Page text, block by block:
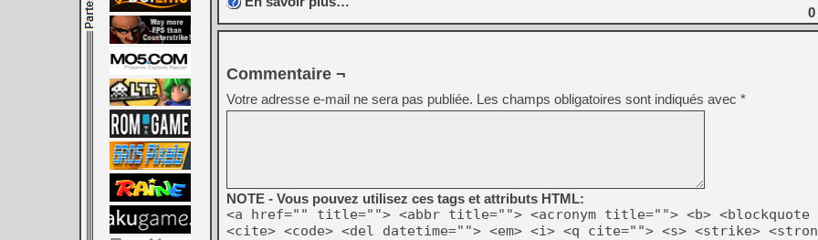
[GK] Oubliez Crazy Taxi,
[LS] [Switch] NSZ 5.0.0
[GK] No More Room in
[GK] Un chatbot Atelier
[GK] Mémoire cash -
[GK] Nvidia : le prix des
[GK] Suikoden Star Leap
[Mo5] La mini borne
0
Commentaire ¬
Votre adresse e-mail ne sera pas publiée. Les champs obligatoires sont indiqués avec *
NOTE - Vous pouvez utilisez ces tags et attributs HTML:
<a href="" title=""> <abbr title=""> <acronym title=""> <b> <blockquote
<cite> <code> <del datetime=""> <em> <i> <q cite=""> <s> <strike>